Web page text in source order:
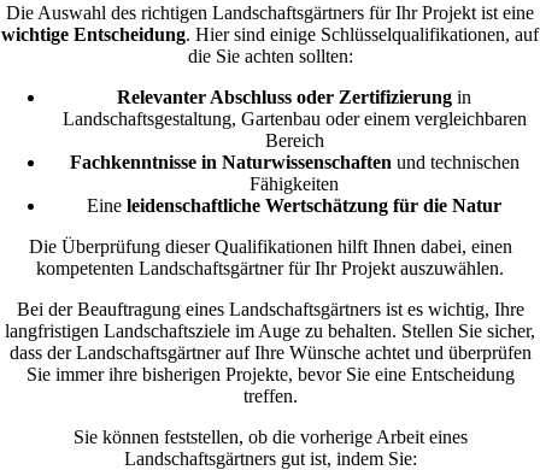
Die Auswahl des richtigen Landschaftsgärtners für Ihr Projekt ist eine
wichtige Entscheidung. Hier sind einige Schlüsselqualifikationen, auf
die Sie achten sollten:
Relevanter Abschluss oder Zertifizierung in
Landschaftsgestaltung, Gartenbau oder einem vergleichbaren
Bereich
Fachkenntnisse in Naturwissenschaften und technischen
Fähigkeiten
Eine leidenschaftliche Wertschätzung für die Natur
Die Überprüfung dieser Qualifikationen hilft Ihnen dabei, einen
kompetenten Landschaftsgärtner für Ihr Projekt auszuwählen.
Bei der Beauftragung eines Landschaftsgärtners ist es wichtig, Ihre
langfristigen Landschaftsziele im Auge zu behalten. Stellen Sie sicher,
dass der Landschaftsgärtner auf Ihre Wünsche achtet und überprüfen
Sie immer ihre bisherigen Projekte, bevor Sie eine Entscheidung
treffen.
Sie können feststellen, ob die vorherige Arbeit eines
Landschaftsgärtners gut ist, indem Sie: